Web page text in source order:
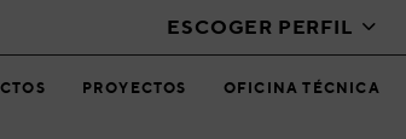
ESCOGER PERFIL
PROYECTOS OFICINA TÉCNICA